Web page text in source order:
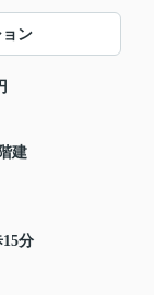
ン
建
15分